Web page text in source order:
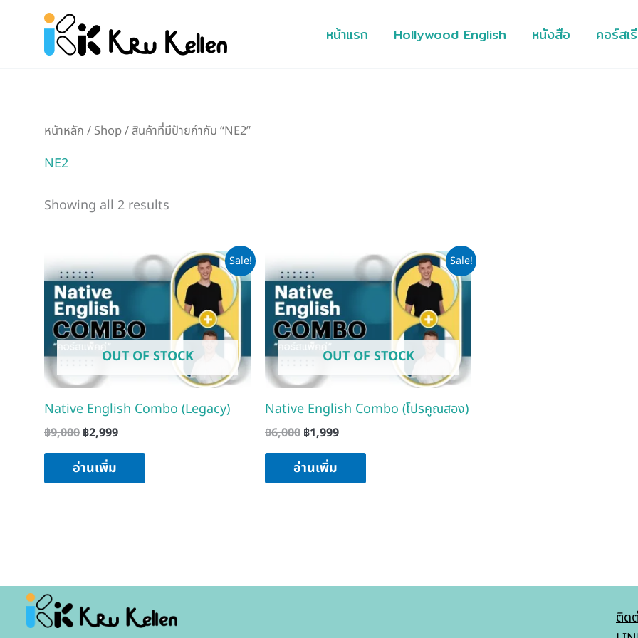
content
หน้าแรก Hollywood English หนังสือ คอร์สเ
หน้าหลัก / Shop/ สินค้าที่มีป้ายกำกับ “NE2”
NE2
Showing all 2 results
Sale!
OUT OF STOCK
Native English Combo (Legacy)
฿9,000
price
was:
฿9,000.
฿2,999
Current
price
is:
฿2,999.
อ่านเพิ่ม
Sale!
OUT OF STOCK
Native English Combo (โปรคูณสอง)
฿6,000
price
was:
฿6,000.
฿1,999
Current
price
is:
฿1,999.
อ่านเพิ่ม
ติด